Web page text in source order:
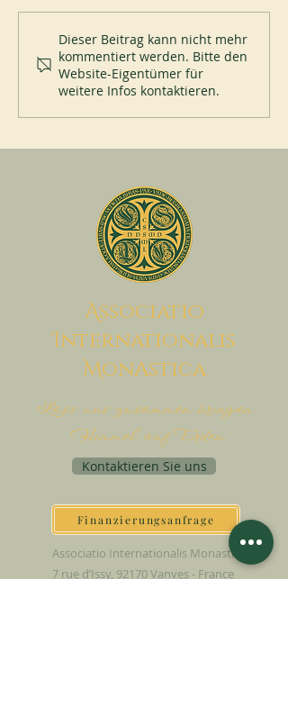
Dieser Beitrag kann nicht mehr
kommentiert werden. Bitte den
Website-Eigentümer für
weitere Infos kontaktieren.
Associatio
Internationalis
MonAstica
Lass uns zusammen bringen
Himmel auf Erden
Kontaktieren Sie uns
Finanzierungsanfrage
Associatio Internationalis Monastica
7 rue d’Issy, 92170 Vanves - France